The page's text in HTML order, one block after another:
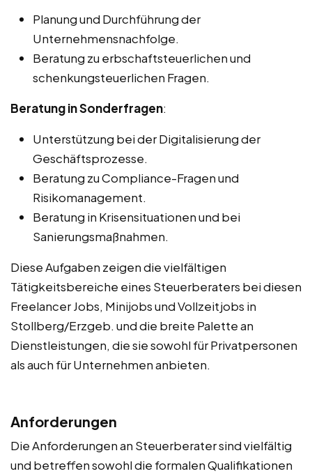
Planung und Durchführung der
Unternehmensnachfolge.
Beratung zu erbschaftsteuerlichen und
schenkungsteuerlichen Fragen.
Beratung in Sonderfragen:
Unterstützung bei der Digitalisierung der
Geschäftsprozesse.
Beratung zu Compliance-Fragen und
Risikomanagement.
Beratung in Krisensituationen und bei
Sanierungsmaßnahmen.
Diese Aufgaben zeigen die vielfältigen
Tätigkeitsbereiche eines Steuerberaters bei diesen
Freelancer Jobs, Minijobs und Vollzeitjobs in
Stollberg/Erzgeb. und die breite Palette an
Dienstleistungen, die sie sowohl für Privatpersonen
als auch für Unternehmen anbieten.
Anforderungen
Die Anforderungen an Steuerberater sind vielfältig
und betreffen sowohl die formalen Qualifikationen